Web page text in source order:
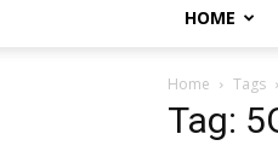
HOME
Home Tags
Tag: